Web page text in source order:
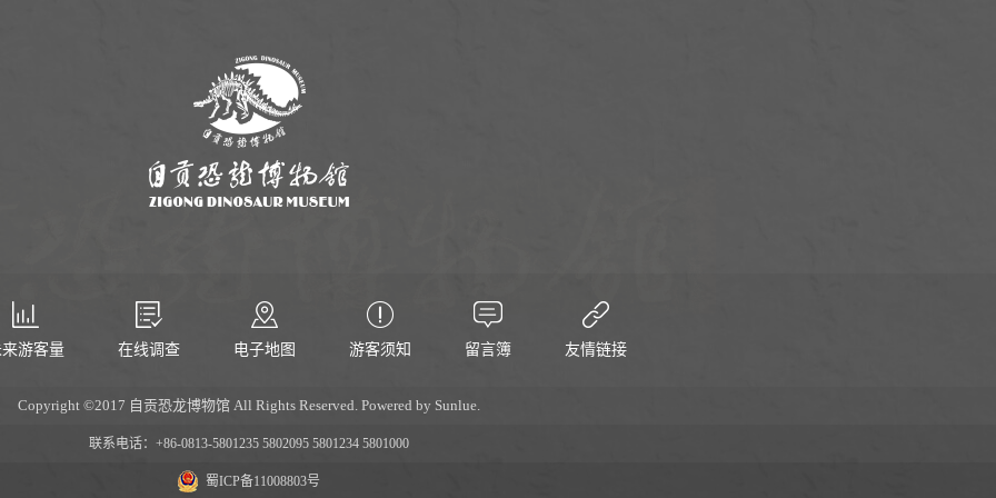
游客量 在线调查 电子地图 游客须知 留言簿 友情链接
Copyright ©2017 自贡恐龙博物馆 All Rights Reserved. Powered by Sunlue.
联系电话：+86-0813-5801235 5802095 5801234 5801000
蜀ICP备11008803号